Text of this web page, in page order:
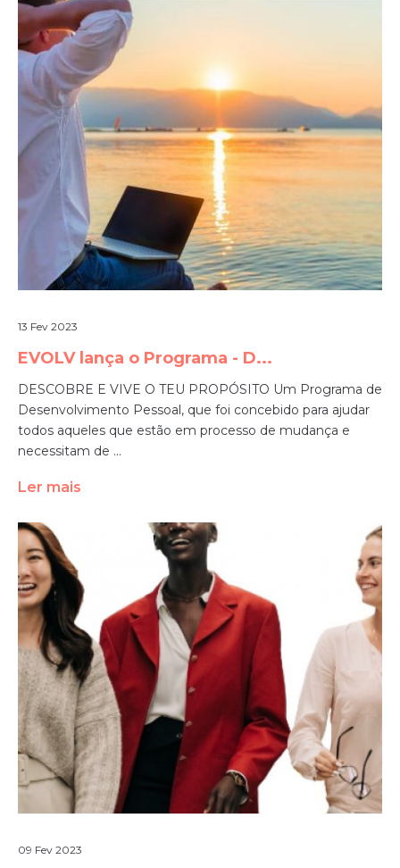
13 Fev 2023
EVOLV lança o Programa - D...
DESCOBRE E VIVE O TEU PROPÓSITO Um Programa de
Desenvolvimento Pessoal, que foi concebido para ajudar
todos aqueles que estão em processo de mudança e
necessitam de ...
Ler mais
09 Fev 2023